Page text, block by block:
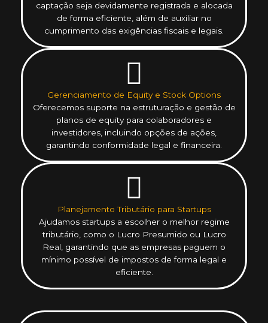
captação seja devidamente registrada e alocada
de forma eficiente, além de auxiliar no
cumprimento das exigências fiscais e legais.
Gerenciamento de Equity e Stock Options
Oferecemos suporte na estruturação e gestão de
planos de equity para colaboradores e
investidores, incluindo opções de ações,
garantindo conformidade legal e financeira.
Planejamento Tributário para Startups
Ajudamos startups a escolher o melhor regime
tributário, como o Lucro Presumido ou Lucro
Real, garantindo que as empresas paguem o
mínimo possível de impostos de forma legal e
eficiente.